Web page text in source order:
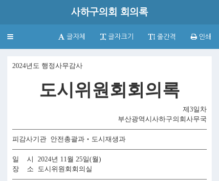
사하구의회 회의록
Toggle
글자체 글자크기 줄간격 인쇄
2024년도 행정사무감사
도시위원회회의록
제3일차
부산광역시사하구의회사무국
피감사기관 안전총괄과‧도시재생과
일 시 2024년 11월 25일(월)
장 소 도시위원회회의실